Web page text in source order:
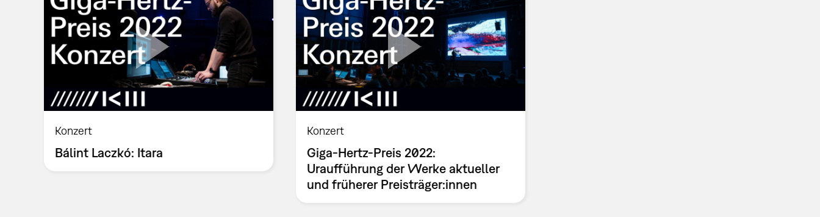
Konzert
Bálint Laczkó: Itara
Konzert
Giga-Hertz-Preis 2022:
Uraufführung der Werke aktueller
und früherer Preisträger:innen